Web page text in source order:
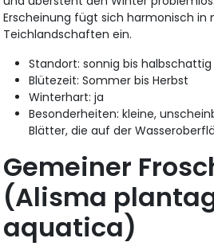
Erscheinung fügt sich harmonisch in
Teichlandschaften ein.
Standort: sonnig bis halbschattig
Blütezeit: Sommer bis Herbst
Winterhart: ja
Besonderheiten: kleine,
Blätter, die auf der
Gemeiner
(Alisma
aquatica)